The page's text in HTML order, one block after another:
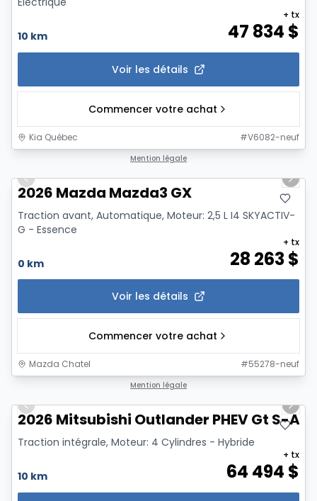
10 km 47 834 $
+ tx
Voir les détails
Commencer votre achat
Kia Québec #V6082-neuf
Mention légale
Previous slide
Next
2026 Mazda Mazda3 GX
Traction avant, Automatique, Moteur: 2,5 L I4 SKYACTIV-
G - Essence
0 km 28 263$
+ tx
Voir les détails
Commencer votre achat
Mazda Chatel #55278-neuf
Mention légale
Previous slide
Next
2026 Mitsubishi Outlander PHEV Gt S-
Traction intégrale, Moteur: 4 Cylindres - Hybride
10 km 64 494 $
+ tx